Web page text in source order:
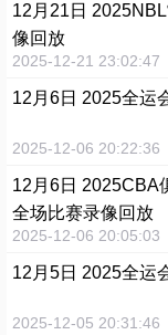
12月21日
像回放
2025-12-21 23:02:47
12月6日 2025全运
2025-12-06 20:22:36
12月6日 2025CBA
全场比赛录像回放
2025-12-06 20:05:03
12月5日 2025全运
2025-12-05 20:31:46